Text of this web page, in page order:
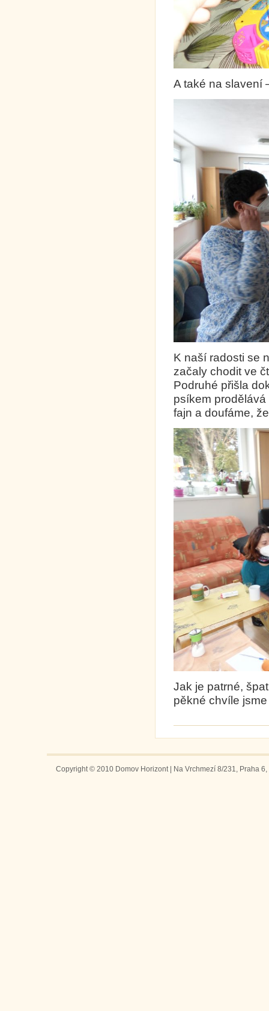
A také na slavení
K naší radosti se
začaly chodit ve
Podruhé přišla
psíkem
fajn a doufáme,
Jak je patrné,
pěkné chvíle
Copyright © 2010 Domov Horizont | Na Vrchmezí 8/231, Praha